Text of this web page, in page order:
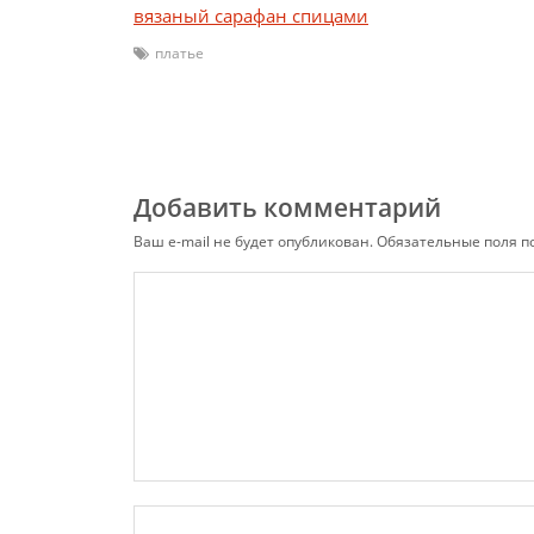
вязаный сарафан спицами
платье
Добавить комментарий
Ваш e-mail не будет опубликован.Обязательные поля